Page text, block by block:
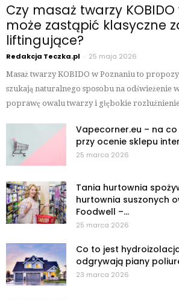
Czy masaż twarzy
może zastąpić klasyczne
liftingujące?
Redakcja Teczka.pl - 25 maja 2026
Masaż twarzy KOBIDO w Poznaniu to
szukają naturalnego sposobu na odświeżenie
poprawę owalu twarzy i głębokie
Vapecorner.eu – na
przy ocenie sklepu
25 marca 2026
Tania hurtownia
hurtownia suszonych
Foodwell –...
25 marca 2026
Co to jest
odgrywają piany
23 marca 2026